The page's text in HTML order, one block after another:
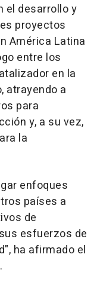
el desarrollo y
proyectos
América Latina
entre los
en la
atrayendo a
para
y, a su vez,
la
enfoques
países a
de
esfuerzos de
ha afirmado el